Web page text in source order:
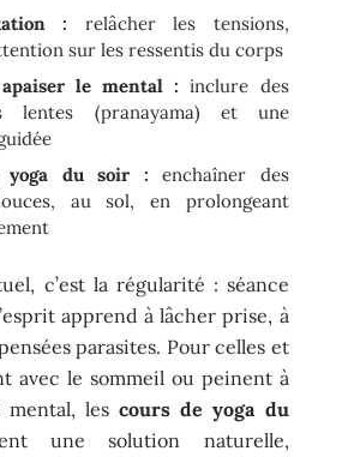
: relâcher les tensions,
sur les ressentis du corps
le mental : inclure des
lentes (pranayama) et une
yoga du soir : enchaîner des
au sol, en prolongeant
c’est la régularité : séance
apprend à lâcher prise, à
parasites. Pour celles et
avec le sommeil ou peinent à
mental, lescours de yoga du
une solution naturelle,